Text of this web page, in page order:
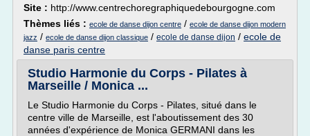
Site : http://www.centrechoregraphiquedebourgogne.com
Thèmes liés : ecole de danse dijon centre / ecole de danse dijon modern
jazz / ecole de danse dijon classique / ecole de danse dijon / ecole de
danse paris centre
Studio Harmonie du Corps - Pilates à
Marseille / Monica ...
Le Studio Harmonie du Corps - Pilates, situé dans le
centre ville de Marseille, est l'aboutissement des 30
années d'expérience de Monica GERMANI dans les